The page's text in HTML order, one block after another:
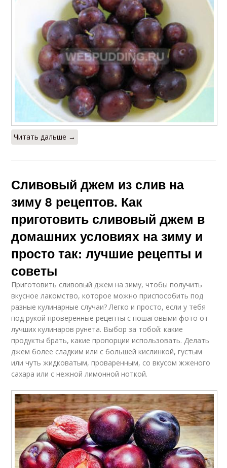
Читать дальше →
Сливовый джем из слив на
зиму 8 рецептов. Как
приготовить сливовый джем в
домашних условиях на зиму и
просто так: лучшие рецепты и
советы
Приготовить сливовый джем на зиму, чтобы получить
вкусное лакомство, которое можно приспособить под
разные кулинарные случаи? Легко и просто, если у тебя
под рукой проверенные рецепты с пошаговыми фото от
лучших кулинаров рунета. Выбор за тобой: какие
продукты брать, какие пропорции использовать. Делать
джем более сладким или с большей кислинкой, густым
или чуть жидковатым, проваренным, со вкусом жженого
сахара или с нежной лимонной ноткой.